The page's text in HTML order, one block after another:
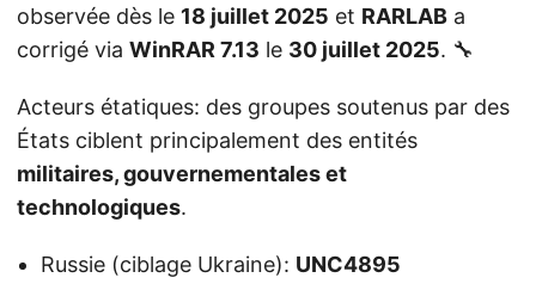
observée dès le 18 juillet 2025 et RARLAB a
corrigé via WinRAR 7.13 le 30 juillet 2025. 🔧
Acteurs étatiques: des groupes soutenus par des
États ciblent principalement des entités
militaires, gouvernementales et
technologiques.
Russie (ciblage Ukraine): UNC4895